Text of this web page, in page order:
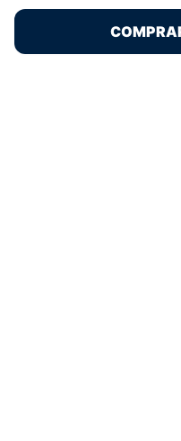
Política de Cookies
Pagos 100% Seguros